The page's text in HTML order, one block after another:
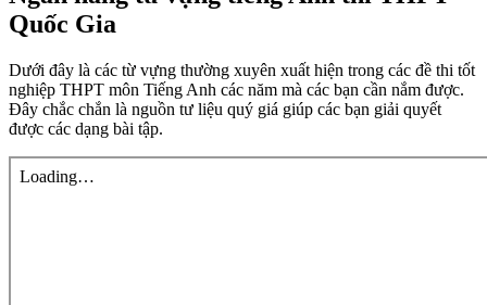
Quốc Gia
Dưới đây là các từ vựng thường xuyên xuất hiện trong các đề thi tốt
nghiệp THPT môn Tiếng Anh các năm mà các bạn cần nắm được.
Đây chắc chắn là nguồn tư liệu quý giá giúp các bạn giải quyết
được các dạng bài tập.